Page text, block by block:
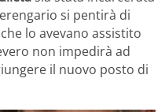
si pentirà di
lo avevano assistito
non impedirà ad
il nuovo posto di